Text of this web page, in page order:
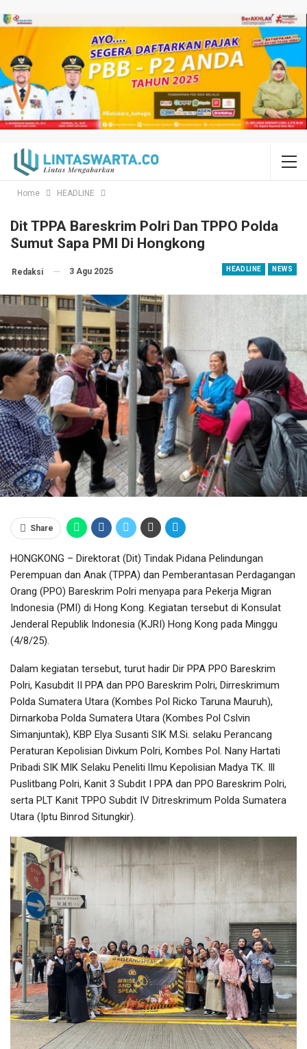
Home HEADLINE
Dit TPPA Bareskrim Polri Dan TPPO Polda
Sumut Sapa PMI Di Hongkong
HEADLINE NEWS
Redaksi 3 Agu 2025
Share
HONGKONG – Direktorat (Dit) Tindak Pidana Pelindungan
Perempuan dan Anak (TPPA) dan Pemberantasan Perdagangan
Orang (PPO) Bareskrim Polri menyapa para Pekerja Migran
Indonesia (PMI) di Hong Kong. Kegiatan tersebut di Konsulat
Jenderal Republik Indonesia (KJRI) Hong Kong pada Minggu
(4/8/25).
Dalam kegiatan tersebut, turut hadir Dir PPA PPO Bareskrim
Polri, Kasubdit II PPA dan PPO Bareskrim Polri, Dirreskrimum
Polda Sumatera Utara (Kombes Pol Ricko Taruna Mauruh),
Dirnarkoba Polda Sumatera Utara (Kombes Pol Cslvin
Simanjuntak), KBP Elya Susanti SIK M.Si. selaku Perancang
Peraturan Kepolisian Divkum Polri, Kombes Pol. Nany Hartati
Pribadi SIK MIK Selaku Peneliti lImu Kepolisian Madya TK. Ill
Puslitbang Polri, Kanit 3 Subdit I PPA dan PPO Bareskrim Polri,
serta PLT Kanit TPPO Subdit IV Ditreskrimum Polda Sumatera
Utara (Iptu Binrod Situngkir).